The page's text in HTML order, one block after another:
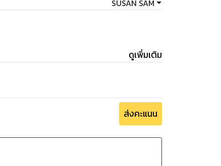
to create person portions. This
be found to maintain the dish damp,
sauce, wrap this, or using moisture-
SUSAN SAM
ดูเพิ่มเติม
ส่งคะแนน